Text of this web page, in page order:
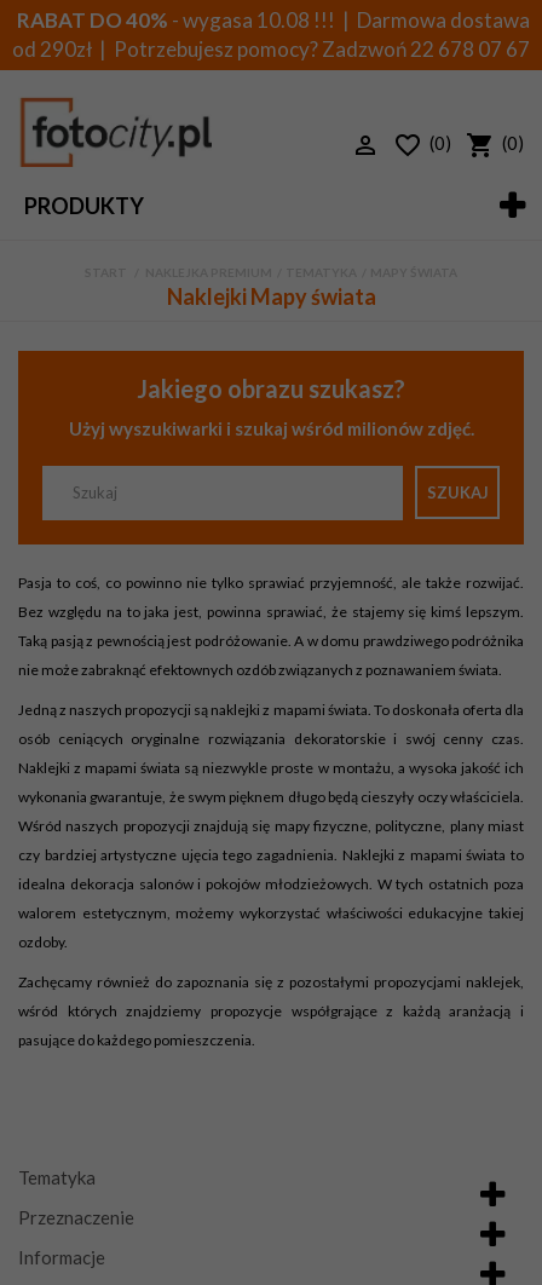
RABAT DO 40% - wygasa 10.08 !!! | Darmowa dostawa
od 290zł | Potrzebujesz pomocy? Zadzwoń22 678 07 67
PRODUKTY
(0) (0)
Naklejki Mapy świata
Pasja to coś, co powinno nie tylko sprawiać przyjemność, ale także rozwijać.
Bez względu na to jaka jest, powinna sprawiać, że stajemy się kimś lepszym.
Taką pasją z pewnością jest podróżowanie. A w domu prawdziwego podróżnika
nie może zabraknąć efektownych ozdób związanych z poznawaniem świata.
Jedną z naszych propozycji są naklejki z mapami świata. To doskonała oferta dla
osób ceniących oryginalne rozwiązania dekoratorskie i swój cenny czas.
Naklejki z mapami świata są niezwykle proste w montażu, a wysoka jakość ich
wykonania gwarantuje, że swym pięknem długo będą cieszyły oczy właściciela.
Wśród naszych propozycji znajdują się mapy fizyczne, polityczne, plany miast
czy bardziej artystyczne ujęcia tego zagadnienia. Naklejki z mapami świata to
idealna dekoracja salonów i pokojów młodzieżowych. W tych ostatnich poza
walorem estetycznym, możemy wykorzystać właściwości edukacyjne takiej
ozdoby.
Zachęcamy również do zapoznania się z pozostałymi propozycjami naklejek,
wśród których znajdziemy propozycje współgrające z każdą aranżacją i
pasujące do każdego pomieszczenia.
Jakiego obrazu szukasz?
Użyj wyszukiwarki i szukaj wśród milionów zdjęć.
SZUKAJ
Tematyka
Przeznaczenie
Informacje